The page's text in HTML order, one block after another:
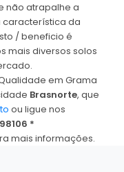
não atrapalhe a
característica da
/ beneficio é
mais diversos solos
em Grama
Brasnorte, que
ou ligue nos
*
mais informações.